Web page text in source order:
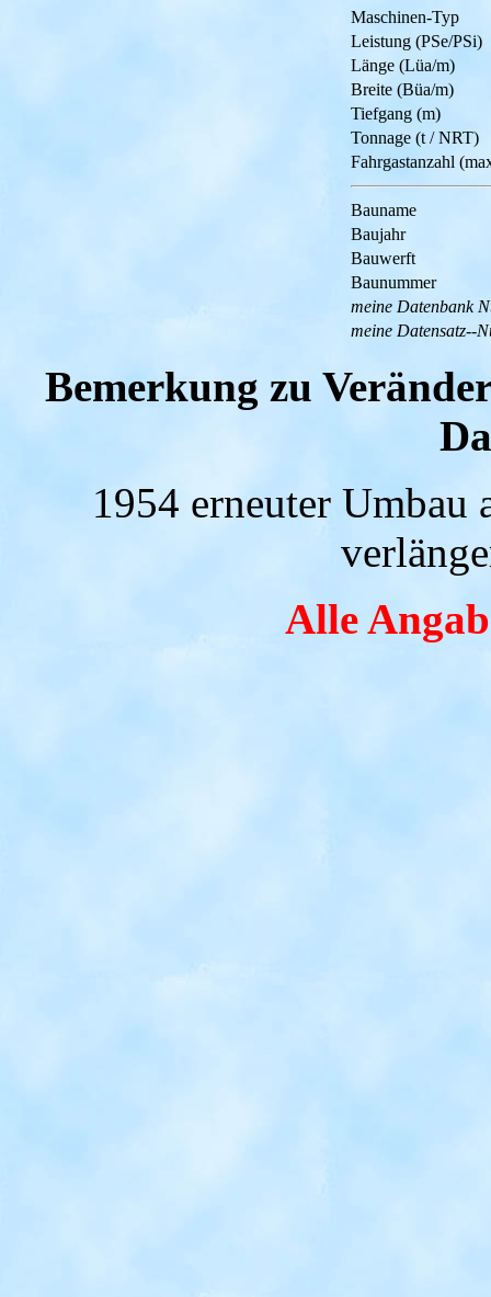
Maschinen-Typ
Leistung (PSe/PSi)
Länge (Lüa/m)
Breite (Büa/m)
Tiefgang (m)
Tonnage (t / NRT)
Fahrgastanzahl
Bauname
Baujahr
Bauwerft
Baunummer
meine Datenbank
meine Datensatz--
Bemerkung zu
1954 erneuter
Alle